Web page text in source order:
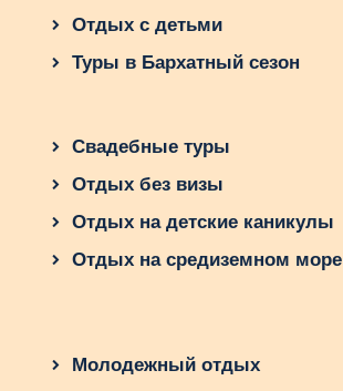
Отдых с детьми
Туры в Бархатный сезон
Свадебные туры
Отдых без визы
Отдых на детские каникулы
Отдых на средиземном море
Молодежный отдых